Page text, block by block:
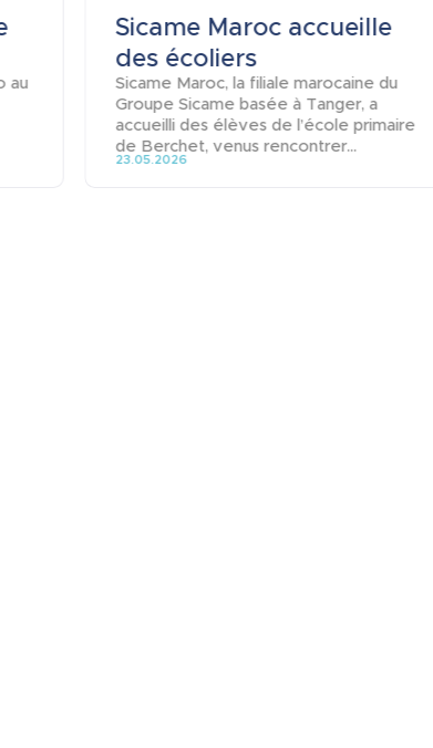
au
Sicame Maroc accueille
des écoliers
Sicame Maroc, la filiale marocaine du
Groupe Sicame basée à Tanger, a
accueilli des élèves de l’école primaire
de Berchet, venus rencontrer...
23.05.2026